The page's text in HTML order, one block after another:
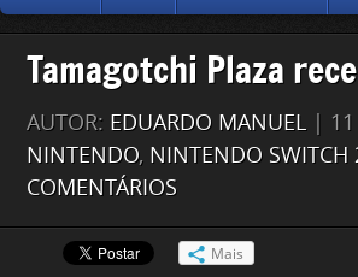
Tamagotchi Plaza
AUTOR: EDUARDO MANUEL |
NINTENDO, NINTENDO SWITCH
COMENTÁRIOS
Mais